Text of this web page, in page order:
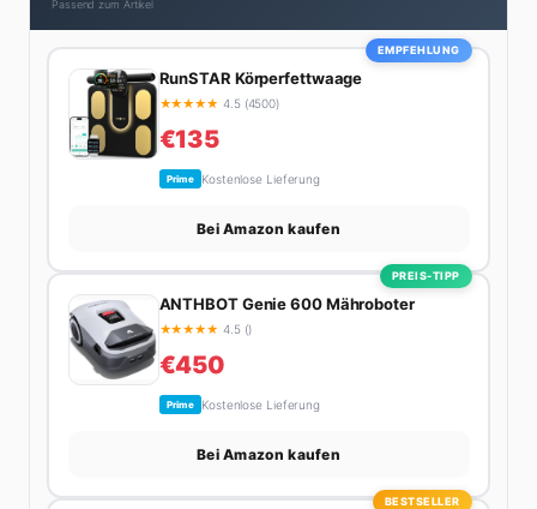
zweimal in Design-Blogs gefeatured.
Passend zum Artikel
EMPFEHLUNG
RunSTAR Körperfettwaage
★★★★★ 4.5 (4500)
€135
Prime Kostenlose Lieferung
Bei Amazon kaufen
PREIS-TIPP
ANTHBOT Genie 600 Mähroboter
★★★★★ 4.5 ()
€450
Prime Kostenlose Lieferung
Bei Amazon kaufen
BESTSELLER